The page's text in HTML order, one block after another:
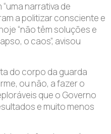
narrativa de
a politizar consciente e
“não têm soluções e
o caos”, avisou
do corpo da guarda
ou não, a fazer o
que o Governo
e muito menos